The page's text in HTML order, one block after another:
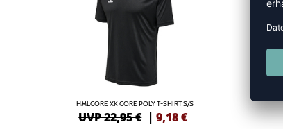
HMLCORE XK CORE POLY T-SHIRT S/S
UVP 22,95 € |9,18€